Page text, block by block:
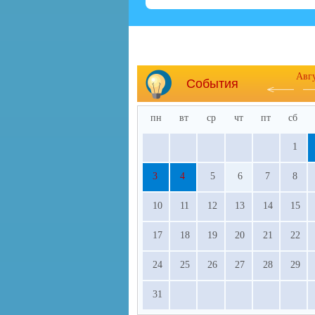
События
пн вт ср чт пт сб
1
3 4 5 6 7 8
10 11 12 13 14 15
17 18 19 20 21 22
24 25 26 27 28 29
31